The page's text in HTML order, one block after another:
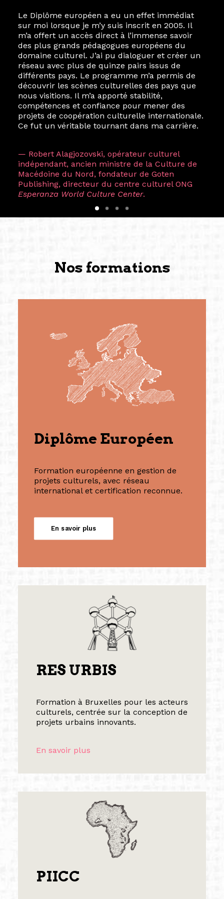
Le Diplôme européen a eu un effet immédiat
sur moi lorsque je m’y suis inscrit en 2005. Il
m’a offert un accès direct à l’immense savoir
des plus grands pédagogues européens du
domaine culturel. J’ai pu dialoguer et créer un
réseau avec plus de quinze pairs issus de
différents pays. Le programme m’a permis de
découvrir les scènes culturelles des pays que
nous visitions. Il m’a apporté stabilité,
compétences et confiance pour mener des
projets de coopération culturelle internationale.
Ce fut un véritable tournant dans ma carrière.
— Robert Alagjozovski, opérateur culturel
indépendant, ancien ministre de la Culture de
Macédoine du Nord, fondateur de Goten
Publishing, directeur du centre culturel ONG
Esperanza World Culture Center.
Nos formations
Diplôme Européen
Formation européenne en gestion de
projets culturels, avec réseau
international et certification reconnue.
En savoir plus
RES URBIS
Formation à Bruxelles pour les acteurs
culturels, centrée sur la conception de
projets urbains innovants.
En savoir plus
PIICC